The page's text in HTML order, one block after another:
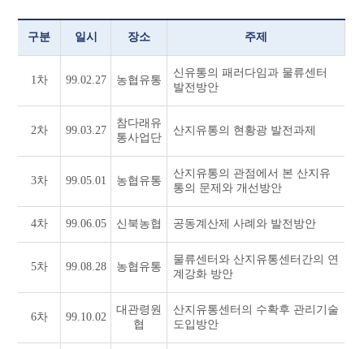
구분 일시 장소 주제
1차 99.02.27 농협유통
신유통의 패러다임과 물류센터
발전방안
2차 99.03.27
참다래유
통사업단
산지유통의 현황광 발전과제
3차 99.05.01 농협유통
산지유통의 관점에서 본 산지유
통의 문제와 개선방안
4차 99.06.05 신북농협 공동계산제 사례와 발전방안
5차 99.08.28 농협유통
물류센터와 산지유통센터간의 연
계강화 방안
6차 99.10.02
대관령원
협
산지유통센터의 수확후 관리기술
도입방안